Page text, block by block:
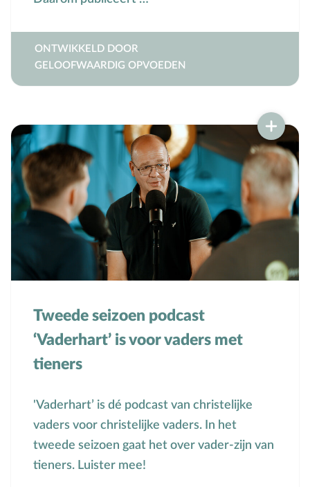
ONTWIKKELD DOOR
GELOOFWAARDIG OPVOEDEN
Tweede seizoen podcast
‘Vaderhart’ is voor vaders met
tieners
'Vaderhart’ is dé podcast van christelijke
vaders voor christelijke vaders. In het
tweede seizoen gaat het over vader-zijn van
tieners. Luister mee!